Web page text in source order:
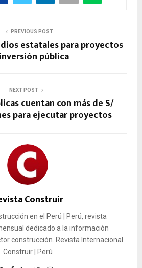
PREVIOUS POST
estatales para proyectos
pública
NEXT POST
cuentan con más de S/
para ejecutar proyectos
Construir
en el Perú | Perú, revista
dedicado a la información
construcción. Revista Internacional
Construir | Perú